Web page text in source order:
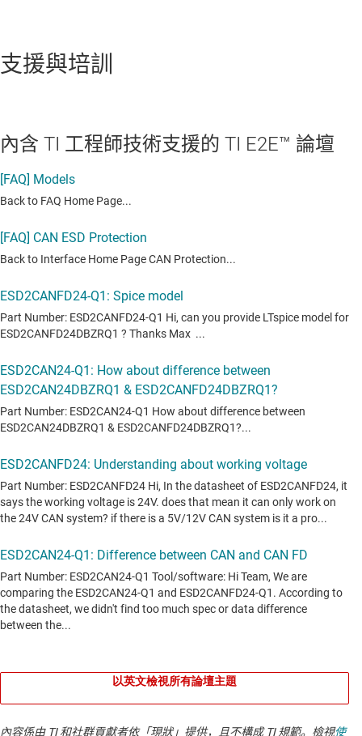
支援與培訓
內含 TI 工程師技術支援的 TI E2E™ 論壇
以英文檢視所有論壇主題
內容係由 TI 和社群貢獻者依「現狀」提供，且不構成 TI 規範。檢視使